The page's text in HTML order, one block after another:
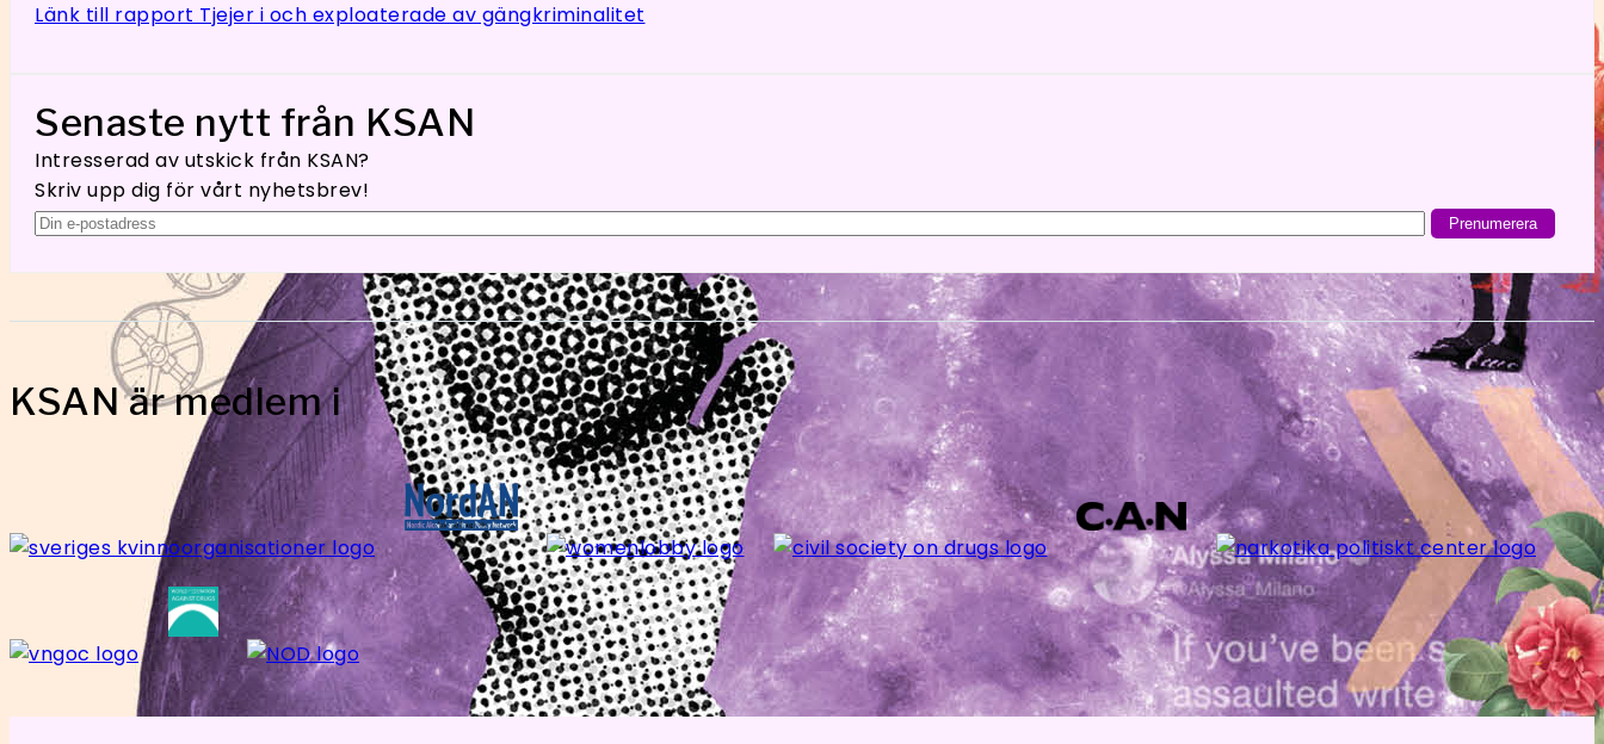
Länk till rapport Tjejer i och exploaterade av gängkriminalitet
Senaste nytt från KSAN
Intresserad av utskick från KSAN?
Skriv upp dig för vårt nyhetsbrev!
KSAN är medlem i